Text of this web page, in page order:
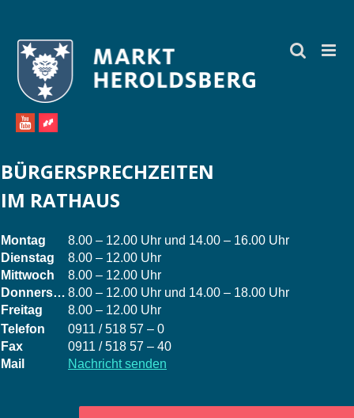
springen
BÜRGERSPRECHZEITEN
IM RATHAUS
Montag
8.00 – 12.00 Uhr und 14.00 – 16.00 Uhr
Dienstag
8.00 – 12.00 Uhr
Mittwoch
8.00 – 12.00 Uhr
Donnerstag 8.00 – 12.00 Uhr und 14.00 – 18.00 Uhr
Freitag
8.00 – 12.00 Uhr
Telefon
0911 / 518 57 – 0
Fax
0911 / 518 57 – 40
Mail
Nachricht senden